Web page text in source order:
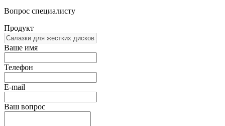
Вопрос специалисту
Продукт
Ваше имя
Телефон
E-mail
Ваш вопрос